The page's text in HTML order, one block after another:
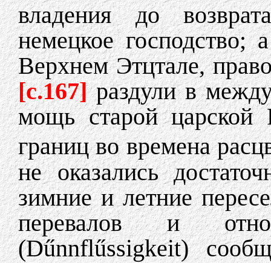
владения до
немецкое
Верхнем Этцтале,
[с.167]раздули в
мощь старой царской
границ во времена
не оказались
зимние и летние
перевалов и
(Dűnnflűssigkeit)